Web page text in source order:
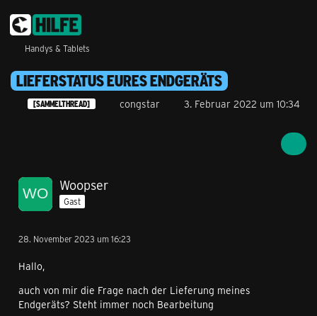
Handys & Tablets
LIEFERSTATUS EURES ENDGERÄTS
[SAMMELTHREAD] congstar 3. Februar 2022 um 10:34
Woopser
Gast
28. November 2023 um 16:23
Hallo,
auch von mir die Frage nach der Lieferung meines
Endgeräts? Steht immer noch Bearbeitung